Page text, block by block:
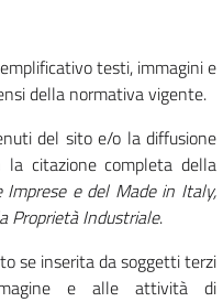
testi, immagini e
della normativa vigente.
del sito e/o la diffusione
citazione completa della
Imprese e del Made in Italy,
Proprietà Industriale.
se inserita da soggetti terzi
e alle attività di